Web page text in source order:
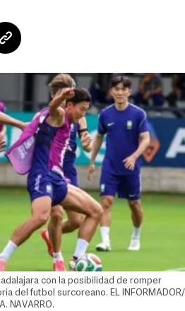
con la posibilidad de romper
del futbol surcoreano. EL INFORMADOR/
A. NAVARRO.